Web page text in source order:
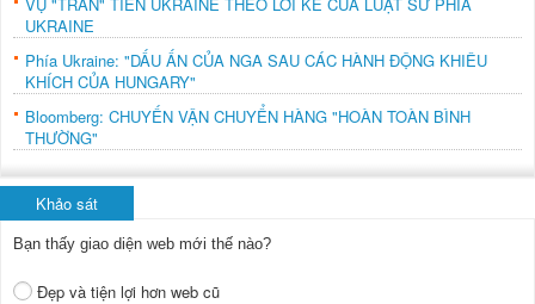
UKRAINE
Phía Ukraine: "DẤU ẤN CỦA NGA SAU CÁC HÀNH ĐỘNG KHIÊU
KHÍCH CỦA HUNGARY"
Bloomberg: CHUYẾN VẬN CHUYỂN HÀNG "HOÀN TOÀN BÌNH
THƯỜNG"
Khảo sát
Bạn thấy giao diện web mới thế nào?
Đẹp và tiện lợi hơn web cũ